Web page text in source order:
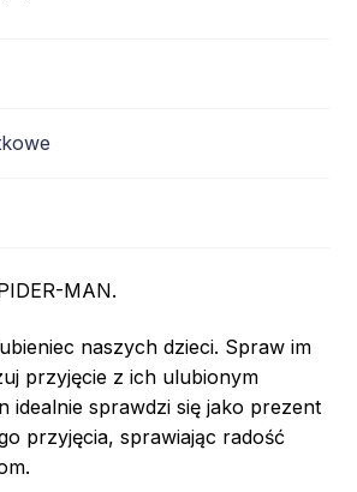
MAN.
naszych dzieci. Spraw im
przyjęcie z ich ulubionym
idealnie sprawdzi się jako prezent
przyjęcia, sprawiając radość